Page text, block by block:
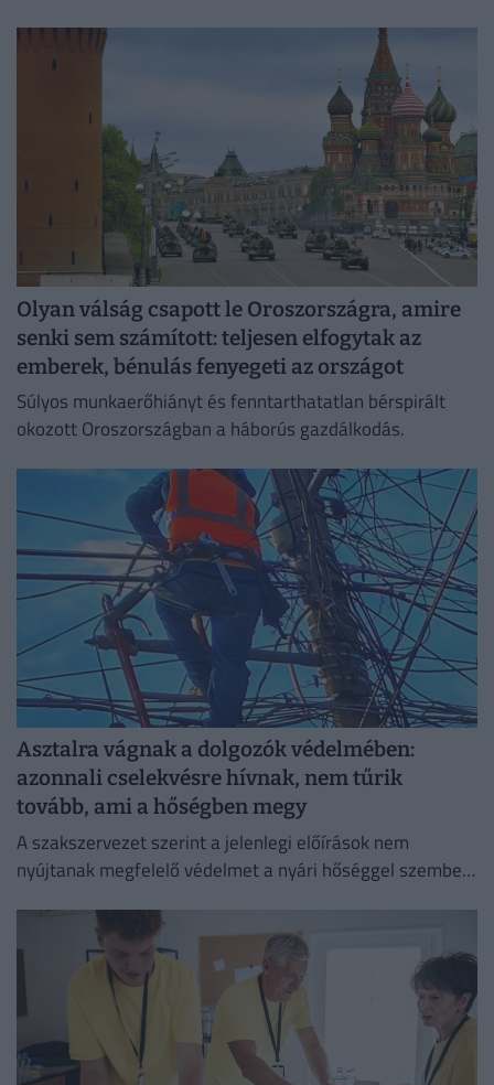
irodaházban, ahol a hűtés központilag működik.
Olyan válság csapott le Oroszországra, amire
senki sem számított: teljesen elfogytak az
emberek, bénulás fenyegeti az országot
Súlyos munkaerőhiányt és fenntarthatatlan bérspirált
okozott Oroszországban a háborús gazdálkodás.
Asztalra vágnak a dolgozók védelmében:
azonnali cselekvésre hívnak, nem tűrik
tovább, ami a hőségben megy
A szakszervezet szerint a jelenlegi előírások nem
nyújtanak megfelelő védelmet a nyári hőséggel szemben,
védelmében.